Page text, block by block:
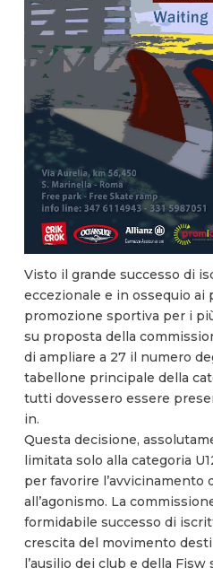
Visto il grande successo di
eccezionale e in ossequio
promozione sportiva per i
su proposta della
di ampliare a 27 il numero
tabellone principale della
tutti dovessero essere
in.
Questa decisione,
limitata solo alla categoria
per favorire l’avvicinamento
all’agonismo. La
formidabile successo di
crescita del movimento
l’ausilio dei club e della